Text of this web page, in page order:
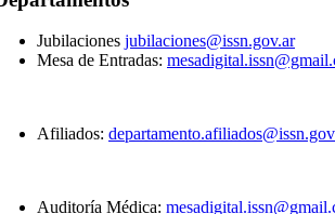
Jubilaciones jubilaciones@issn.gov.ar
Mesa de Entradas:
Afiliados:
Auditoría Médica: